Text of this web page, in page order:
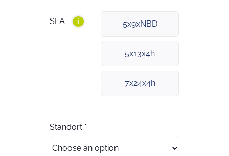
SLA i 5x9xNBD
5x13x4h
7x24x4h
Standort *